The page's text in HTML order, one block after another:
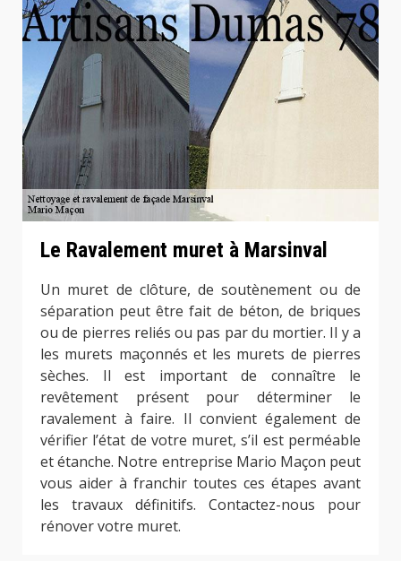
Le Ravalement muret à Marsinval
Un muret de clôture, de soutènement ou de
séparation peut être fait de béton, de briques
ou de pierres reliés ou pas par du mortier. Il y a
les murets maçonnés et les murets de pierres
sèches. Il est important de connaître le
revêtement présent pour déterminer le
ravalement à faire. Il convient également de
vérifier l’état de votre muret, s’il est perméable
et étanche. Notre entreprise Mario Maçon peut
vous aider à franchir toutes ces étapes avant
les travaux définitifs. Contactez-nous pour
rénover votre muret.